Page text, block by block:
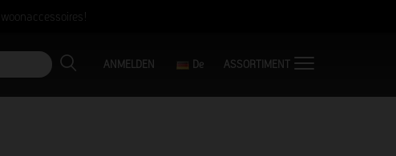
ANMELDEN De